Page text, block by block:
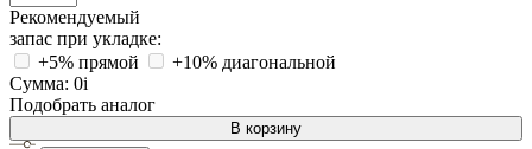
Рекомендуемый
запас при укладке:
+5% прямой
+10% диагональной
Сумма: 0i
Подобрать аналог
В корзину